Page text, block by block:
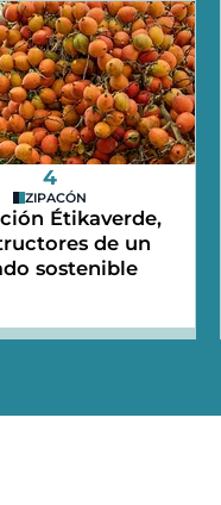
4
ZIPACÓN
Étikaverde,
de un
sostenible